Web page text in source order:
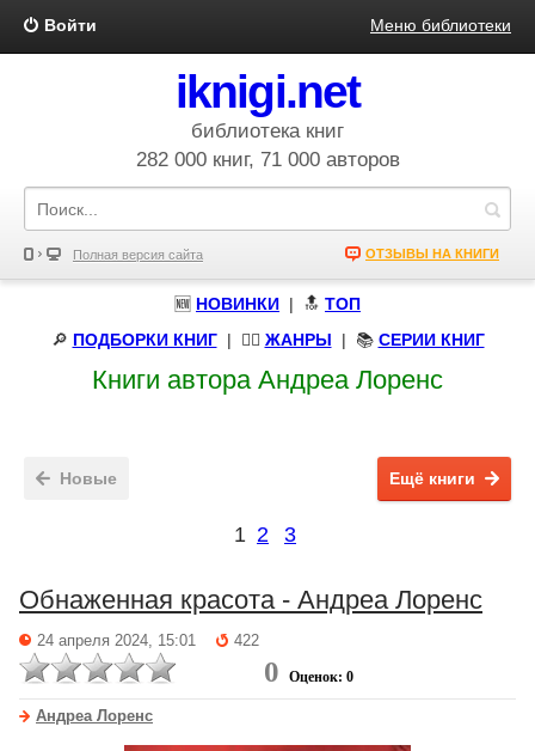
Войти Меню библиотеки
iknigi.net
библиотека книг
282 000 книг, 71 000 авторов
Полная версия сайта ОТЗЫВЫ НА КНИГИ
🆕 НОВИНКИ | 🔝 ТОП
🔎 ПОДБОРКИ КНИГ| 🧝‍♀️ ЖАНРЫ | 📚 СЕРИИ КНИГ
Книги автора Андреа Лоренс
Новые Ещё книги
1 2 3
Обнаженная красота - Андреа Лоренс
24 апреля 2024, 15:01 422
0 Оценок: 0
Андреа Лоренс